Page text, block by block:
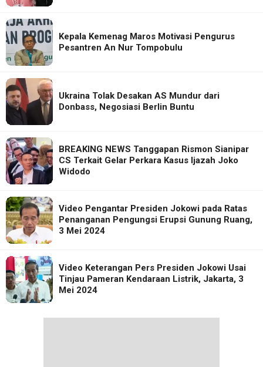
Kepala Kemenag Maros Motivasi Pengurus
Pesantren An Nur Tompobulu
Ukraina Tolak Desakan AS Mundur dari
Donbass, Negosiasi Berlin Buntu
BREAKING NEWS Tanggapan Rismon Sianipar
CS Terkait Gelar Perkara Kasus Ijazah Joko
Widodo
Video Pengantar Presiden Jokowi pada Ratas
Penanganan Pengungsi Erupsi Gunung Ruang,
3 Mei 2024
Video Keterangan Pers Presiden Jokowi Usai
Tinjau Pameran Kendaraan Listrik, Jakarta, 3
Mei 2024